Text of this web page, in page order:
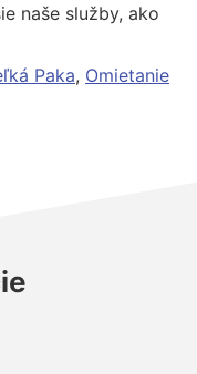
naše služby, ako
Paka, Omietanie